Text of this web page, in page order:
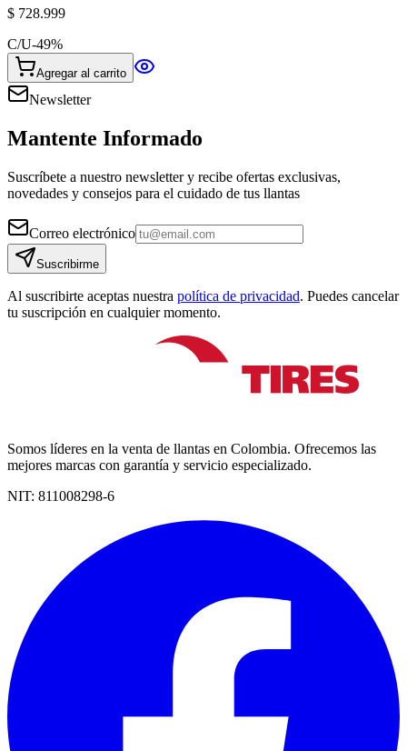
$ 728.999
C/U-49%
Agregar al carrito
Newsletter
Mantente Informado
Suscríbete a nuestro newsletter y recibe ofertas exclusivas,
novedades y consejos para el cuidado de tus llantas
Correo electrónico
Suscribirme
Al suscribirte aceptas nuestra política de privacidad. Puedes cancelar
tu suscripción en cualquier momento.
Somos líderes en la venta de llantas en Colombia. Ofrecemos las
mejores marcas con garantía y servicio especializado.
NIT: 811008298-6